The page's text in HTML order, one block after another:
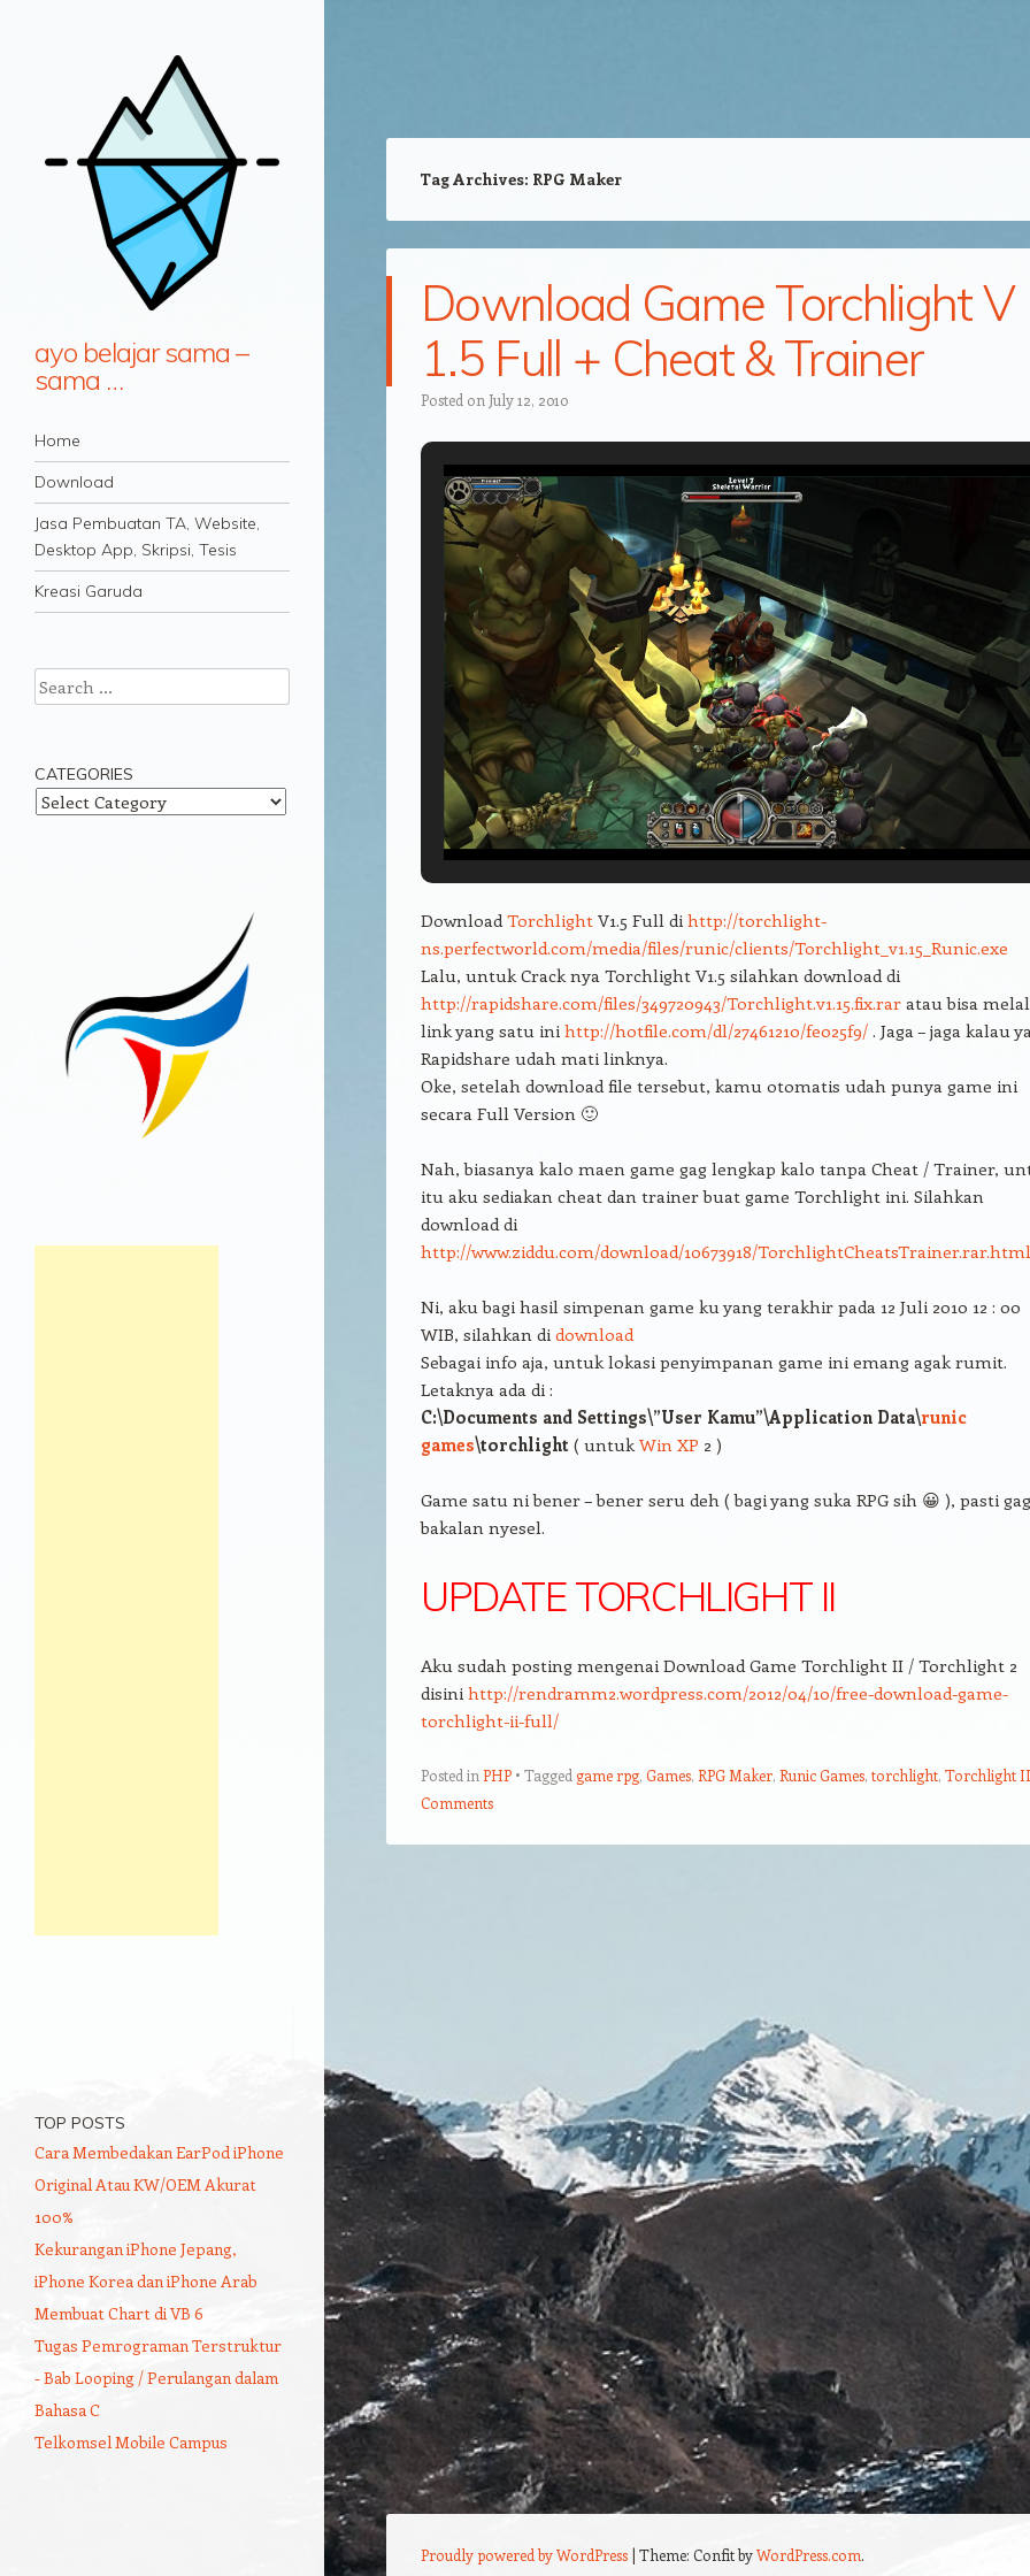
ayo belajar sama –
sama …
Navigation
Skip to content
Home
Download
Jasa Pembuatan TA, Website,
Desktop App, Skripsi, Tesis
Kreasi Garuda
Tag Archives: RPG Maker
Download Game Torchlight V
1.5 Full + Cheat & Trainer
Posted on July 12, 2010
Download Torchlight V1.5 Full di http://torchlight-
ns.perfectworld.com/media/files/runic/clients/Torchlight_v1.15_Runic.exe
Lalu, untuk Crack nya Torchlight V1.5 silahkan download di
http://rapidshare.com/files/349720943/Torchlight.v1.15.fix.rar atau bisa
link yang satu ini http://hotfile.com/dl/27461210/fe025f9/ . Jaga – jaga kalau
Rapidshare udah mati linknya.
Oke, setelah download file tersebut, kamu otomatis udah punya game ini
secara Full Version 🙂
Nah, biasanya kalo maen game gag lengkap kalo tanpa Cheat / Trainer,
itu aku sediakan cheat dan trainer buat game Torchlight ini. Silahkan
download di
http://www.ziddu.com/download/10673918/TorchlightCheatsTrainer.rar.html
Ni, aku bagi hasil simpenan game ku yang terakhir pada 12 Juli 2010 12 : 00
WIB, silahkan di download
Sebagai info aja, untuk lokasi penyimpanan game ini emang agak rumit.
Letaknya ada di :
C:\Documents and Settings\”User Kamu”\Application Data\runic
games\torchlight ( untuk Win XP 2 )
Game satu ni bener – bener seru deh ( bagi yang suka RPG sih 😀 ), pasti gag
bakalan nyesel.
UPDATE TORCHLIGHT II
Aku sudah posting mengenai Download Game Torchlight II / Torchlight 2
disini http://rendramm2.wordpress.com/2012/04/10/free-download-game-
torchlight-ii-full/
Posted in PHP Tagged game rpg, Games, RPG Maker, Runic Games, torchlight, Torchlight II
Comments
Search
CATEGORIES
Categories
TOP POSTS
Cara Membedakan EarPod iPhone
Original Atau KW/OEM Akurat
100%
Kekurangan iPhone Jepang,
iPhone Korea dan iPhone Arab
Membuat Chart di VB 6
Tugas Pemrograman Terstruktur
- Bab Looping / Perulangan dalam
Bahasa C
Telkomsel Mobile Campus
Proudly powered by WordPress | Theme: Confit byWordPress.com.